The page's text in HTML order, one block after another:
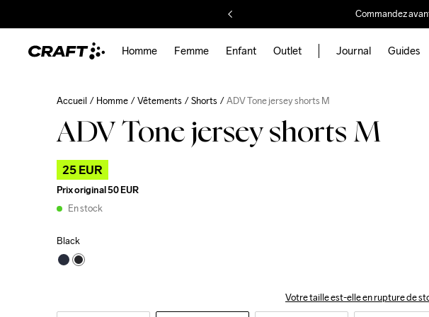
Commandez
Homme Femme Enfant Outlet Journal Guides
Accueil Homme Vêtements Shorts ADV Tone jersey shorts M
ADV Tone jersey shorts M
25 EUR
Prix original50 EUR
En stock
Black
Votre taille est-elle en rupture de